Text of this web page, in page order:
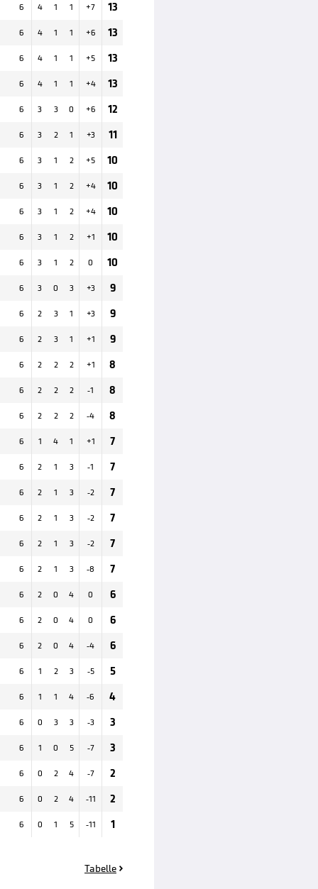
6 4 1 1 +7
13
6 4 1 1 +6
13
6 4 1 1 +5
13
6 4 1 1 +4
13
6 3 3 0 +6
12
6 3 2 1 +3
11
6 3 1 2 +5
10
6 3 1 2 +4
10
6 3 1 2 +4
10
6 3 1 2 +1
10
6 3 1 2 0
10
6 3 0 3 +3
9
6 2 3 1 +3
9
6 2 3 1 +1
9
6 2 2 2 +1
8
6 2 2 2 -1
8
6 2 2 2 -4
8
6 1 4 1 +1
7
6 2 1 3 -1
7
6 2 1 3 -2
7
6 2 1 3 -2
7
6 2 1 3 -2
7
6 2 1 3 -8
7
6 2 0 4 0
6
6 2 0 4 0
6
6 2 0 4 -4
6
6 1 2 3 -5
5
6 1 1 4 -6
4
6 0 3 3 -3
3
6 1 0 5 -7
3
6 0 2 4 -7
2
6 0 2 4 -11
2
6 0 1 5 -11 1
Tabelle 